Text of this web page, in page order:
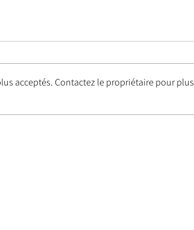
Jazz à Saint-Rémy - édition 2025
acceptés. Contactez le propriétaire pour plus